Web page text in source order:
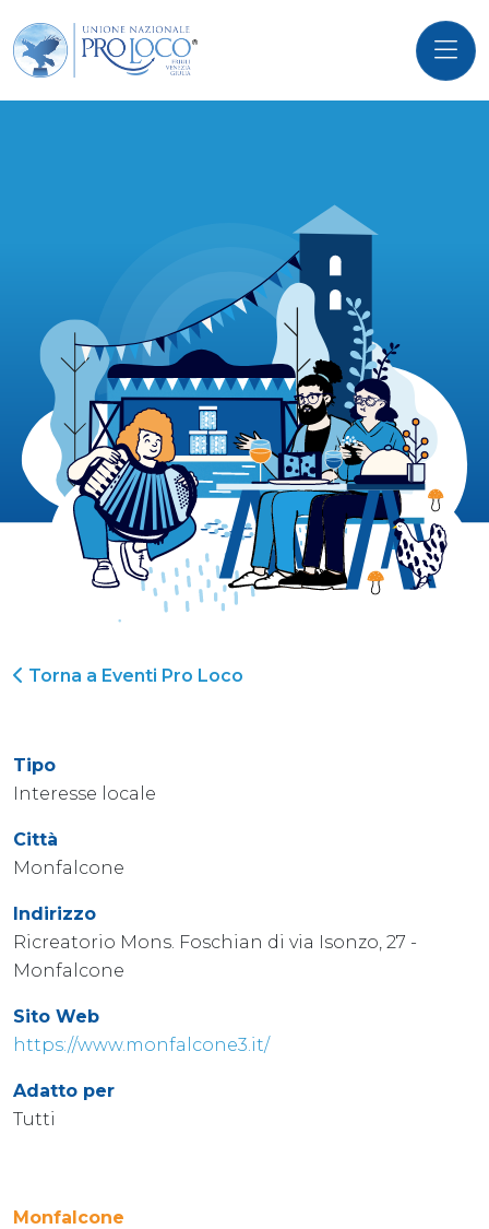
Torna a Eventi Pro Loco
Tipo
Interesse locale
Città
Monfalcone
Indirizzo
Ricreatorio Mons. Foschian di via Isonzo, 27 -
Monfalcone
Sito Web
https://www.monfalcone3.it/
Adatto per
Tutti
Monfalcone